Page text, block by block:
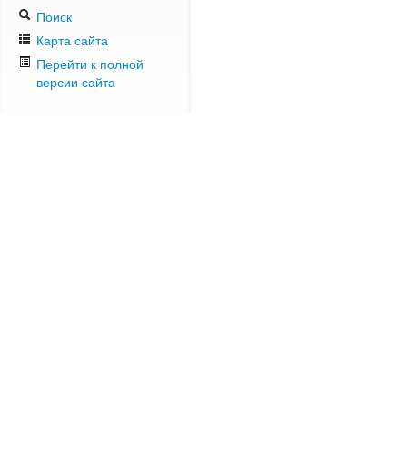
Поиск
Карта сайта
Перейти к полной
версии сайта